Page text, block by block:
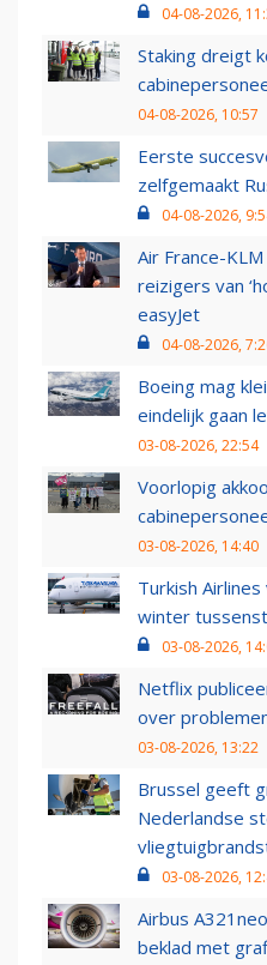
04-08-2026,
Staking dreigt
04-08-2026, 10:57
Eerste
zelfgemaakt
04-08-2026,
Air France-
reizigers van
easyJet
04-08-2026,
Boeing mag
eindelijk gaan
03-08-2026, 22:54
Voorlopig
03-08-2026, 14:40
Turkish
winter
03-08-2026,
Netflix
over
03-08-2026, 13:22
Brussel geeft
Nederlandse
03-08-2026,
Airbus
beklad met